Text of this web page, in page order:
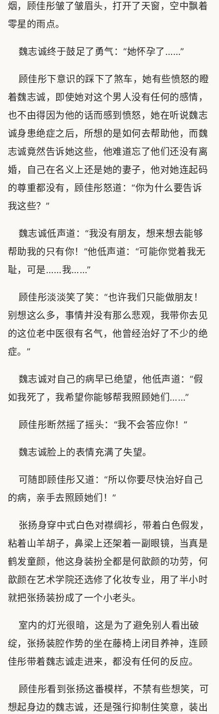
烟，顾佳彤皱了皱眉头，打开了天窗，空中飘着
零星的雨点。
魏志诚终于鼓足了勇气：“她怀孕了……”
顾佳彤下意识的踩下了煞车，她有些愤怒的瞪
着魏志诚，即使她对这个男人没有任何的感情，
也不由得因为他的话而感到愤怒，她在听说魏志
诚身患绝症之后，所想的是如何去帮助他，而魏
志诚竟然告诉她这些，他难道忘了他们还没有离
婚，自己在名义上还是她的妻子，他对她连起码
的尊重都没有，顾佳彤怒道：“你为什么要告诉
我这些？”
魏志诚低声道：“我没有朋友，想来想去能够
帮助我的只有你！”他低声道：“可能你觉着我无
耻，可是……我……”
顾佳彤淡淡笑了笑：“也许我们只能做朋友！
别想这么多，事情并没有那么悲观，我带你去见
的这位老中医很有名气，他曾经治好了不少的绝
症。”
魏志诚对自己的病早已绝望，他低声道：“假
如我死了，我希望你能够帮我照顾她们……”
顾佳彤断然摇了摇头：“我不会答应你！”
魏志诚脸上的表情充满了失望。
可随即顾佳彤又道：“所以你要尽快治好自己
的病，亲手去照顾她们！”
张扬身穿中式白色对襟绸衫，带着白色假发，
粘着山羊胡子，鼻梁上还架着一副眼镜，当真是
鹤发童颜，他这身装扮全都是何歆颜的功劳，何
歆颜在艺术学院还选修了化妆专业，用了半小时
就把张扬装扮成了一个小老头。
室内的灯光很暗，这是为了避免别人看出破
绽，张扬装腔作势的坐在藤椅上闭目养神，连顾
佳彤带着魏志诚走进来，都没有任何的反应。
顾佳彤看到张扬这番模样，不禁有些想笑，可
想起身边的魏志诚，还是强行抑制住笑意，装出